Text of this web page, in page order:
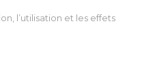
l’utilisation et les effets